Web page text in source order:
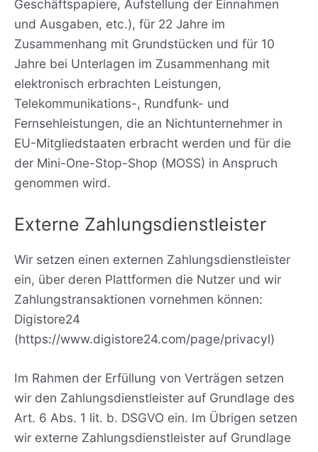
Geschäftspapiere, Aufstellung der Einnahmen
und Ausgaben, etc.), für 22 Jahre im
Zusammenhang mit Grundstücken und für 10
Jahre bei Unterlagen im Zusammenhang mit
elektronisch erbrachten Leistungen,
Telekommunikations-, Rundfunk- und
Fernsehleistungen, die an Nichtunternehmer in
EU-Mitgliedstaaten erbracht werden und für die
der Mini-One-Stop-Shop (MOSS) in Anspruch
genommen wird.
Externe Zahlungsdienstleister
Wir setzen einen externen Zahlungsdienstleister
ein, über deren Plattformen die Nutzer und wir
Zahlungstransaktionen vornehmen können:
Digistore24
(https://www.digistore24.com/page/privacyl)
Im Rahmen der Erfüllung von Verträgen setzen
wir den Zahlungsdienstleister auf Grundlage des
Art. 6 Abs. 1 lit. b. DSGVO ein. Im Übrigen setzen
wir externe Zahlungsdienstleister auf Grundlage